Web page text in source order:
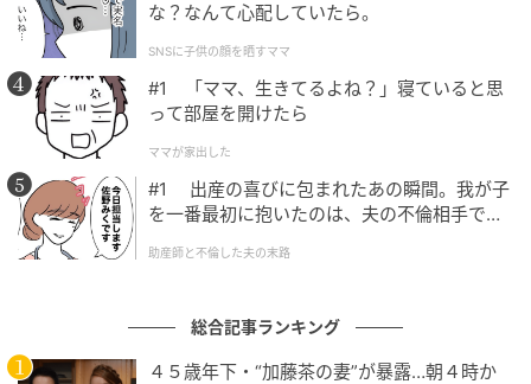
な？なんて心配していたら。
SNSに子供の顔を晒すママ
#1 「ママ、生きてるよね？」寝ていると思
って部屋を開けたら
ママが家出した
#1 出産の喜びに包まれたあの瞬間。我が子
を一番最初に抱いたのは、夫の不倫相手でし
助産師と不倫した夫の末路
総合記事ランキング
４５歳年下・“加藤茶の妻”が暴露…朝４時か